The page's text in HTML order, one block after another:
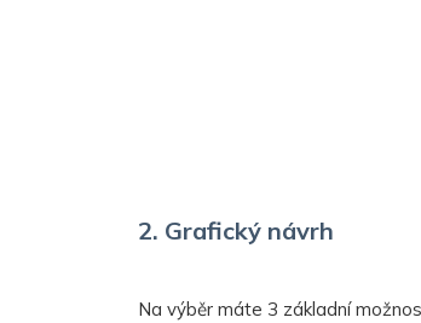
2. Grafický návrh
Na výběr máte 3 základní